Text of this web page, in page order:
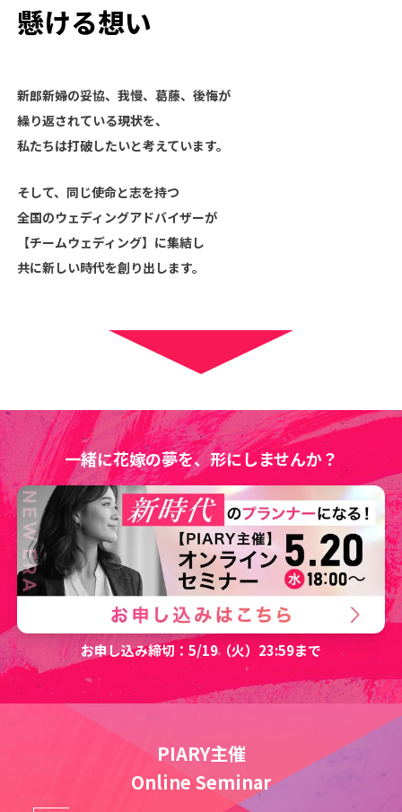
懸ける想い
新郎新婦の妥協、我慢、葛藤、後悔が
繰り返されている現状を、
私たちは打破したいと考えています。
そして、同じ使命と志を持つ
全国のウェディングアドバイザーが
【チームウェディング】に集結し
共に新しい時代を創り出します。
一緒に花嫁の夢を、形にしませんか？
お申し込み締切：5/19（火）23:59まで
PIARY主催
Online Seminar